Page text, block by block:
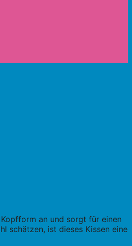
an und sorgt für einen
schätzen, ist dieses Kissen eine